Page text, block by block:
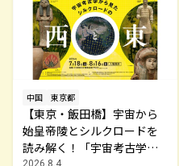
中国 東京都
【東京・飯田橋】宇宙から
始皇帝陵とシルクロードを
読み解く！「宇宙考古学か